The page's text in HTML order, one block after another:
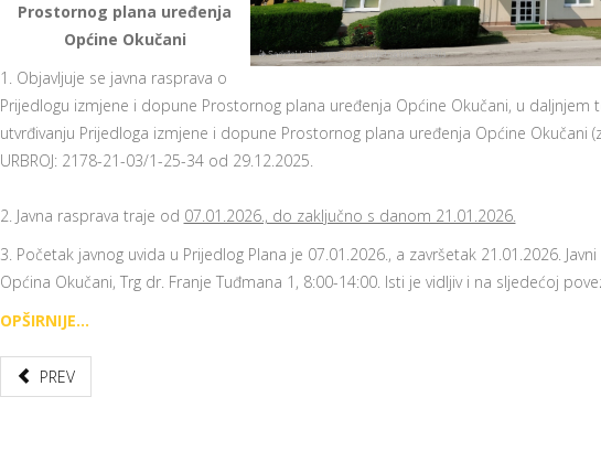
Prostornog plana uređenja
Općine Okučani
1. Objavljuje se javna rasprava o
Prijedlogu izmjene i dopune Prostornog plana uređenja Općine Okučani, u daljnjem
utvrđivanju Prijedloga izmjene i dopune Prostornog plana uređenja Općine Okučani
URBROJ: 2178-21-03/1-25-34 od 29.12.2025.
2. Javna rasprava traje od 07.01.2026., do zaključno s danom 21.01.2026.
3. Početak javnog uvida u Prijedlog Plana je 07.01.2026., a završetak 21.01.2026.
Općina Okučani, Trg dr. Franje Tuđmana 1, 8:00-14:00. Isti je vidljiv i na sljedećoj
OPŠIRNIJE...
PREV